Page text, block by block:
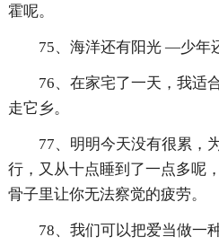
霍呢。
75、海洋还有阳光 —少年
76、在家宅了一天，我适
走它乡。
77、明明今天没有很累，
行，又从十点睡到了一点多呢
骨子里让你无法察觉的疲劳。
78、我们可以把爱当做一